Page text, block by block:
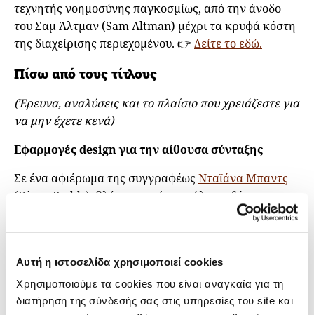
Αυτή η ιστοσελίδα χρησιμοποιεί cookies
Χρησιμοποιούμε τα cookies που είναι αναγκαία για τη
διατήρηση της σύνδεσής σας στις υπηρεσίες του site και
τεχνητής νοημοσύνης παγκοσμίως, από την άνοδο
του Σαμ Άλτμαν (Sam Altman) μέχρι τα κρυφά κόστη
της διαχείρισης περιεχομένου. 👉 Δείτε το εδώ.
Πίσω από τους τίτλους
(Έρευνα, αναλύσεις και το πλαίσιο που χρειάζεστε για
να μην έχετε κενά)
Εφαρμογές design για την αίθουσα σύνταξης
Σε ένα αφιέρωμα της συγγραφέωςΝταϊάνα Μπαντς
(Diana Budds), βλέπουμε πώς μεγάλοι εκδότες
για να ξανασκεφτούν τον
τρόπο με τον οποίο σχεδιάζονται και διανέμονται οι
νέες γραμματοσειρές και ένα πλήρες «rebranding»,
οι ομάδες που σχεδιάζουν εκ νέου τα ψηφιακά τους
περιβάλλοντα δείχνουν πώς αυτά τα συνεργατικά